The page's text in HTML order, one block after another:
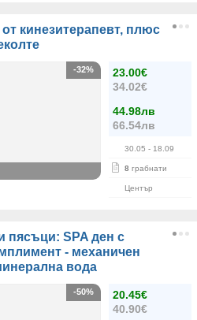
кинезитерапевт, плюс
23.00€
34.02€
44.98лв
66.54лв
30.05 - 18.09
8 грабнати
Център
-32%
пясъци: SPA ден с
- механичен
вода
20.45€
40.90€
-50%